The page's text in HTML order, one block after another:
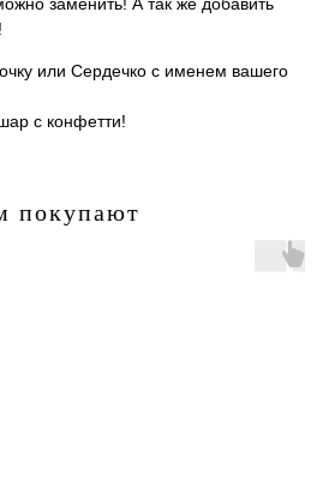
заменить! А так же добавить
или Сердечко с именем вашего
с конфетти!
покупают